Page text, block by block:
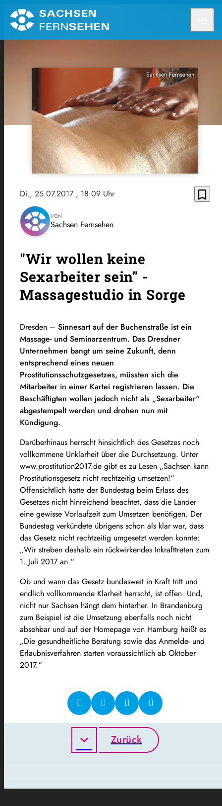
Sachsen Fernsehen
Di., 25.07.2017 , 18:09 Uhr bookmark_border
VON
Sachsen Fernsehen
"Wir wollen keine
Sexarbeiter sein" -
Massagestudio in Sorge
Dresden – Sinnesart auf der Buchenstraße ist ein
Massage- und Seminarzentrum. Das Dresdner
Unternehmen bangt um seine Zukunft, denn
entsprechend eines neuen
Prostitutionsschutzgesetzes, müssten sich die
Mitarbeiter in einer Kartei registrieren lassen. Die
Beschäftigten wollen jedoch nicht als „Sexarbeiter“
abgestempelt werden und drohen nun mit
Kündigung.
Darüberhinaus herrscht hinsichtlich des Gesetzes noch
vollkommene Unklarheit über die Durchsetzung. Unter
www.prostitution2017.de gibt es zu Lesen „Sachsen kann
Prostitutionsgesetz nicht rechtzeitig umsetzen!“
Offensichtlich hatte der Bundestag beim Erlass des
Gesetzes nicht hinreichend beachtet, dass die Länder
eine gewisse Vorlaufzeit zum Umsetzen benötigen. Der
Bundestag verkündete übrigens schon als klar war, dass
das Gesetz nicht rechtzeitig umgesetzt werden konnte:
„Wir streben deshalb ein rückwirkendes Inkrafttreten zum
1. Juli 2017 an.“
Ob und wann das Gesetz bundesweit in Kraft tritt und
endlich vollkommende Klarheit herrscht, ist offen. Und,
nicht nur Sachsen hängt dem hinterher. In Brandenburg
zum Beispiel ist die Umsetzung ebenfalls noch nicht
absehbar und auf der Homepage von Hamburg heißt es
„Die gesundheitliche Beratung sowie das Anmelde- und
Erlaubnisverfahren starten voraussichtlich ab Oktober
2017.“
Zurück